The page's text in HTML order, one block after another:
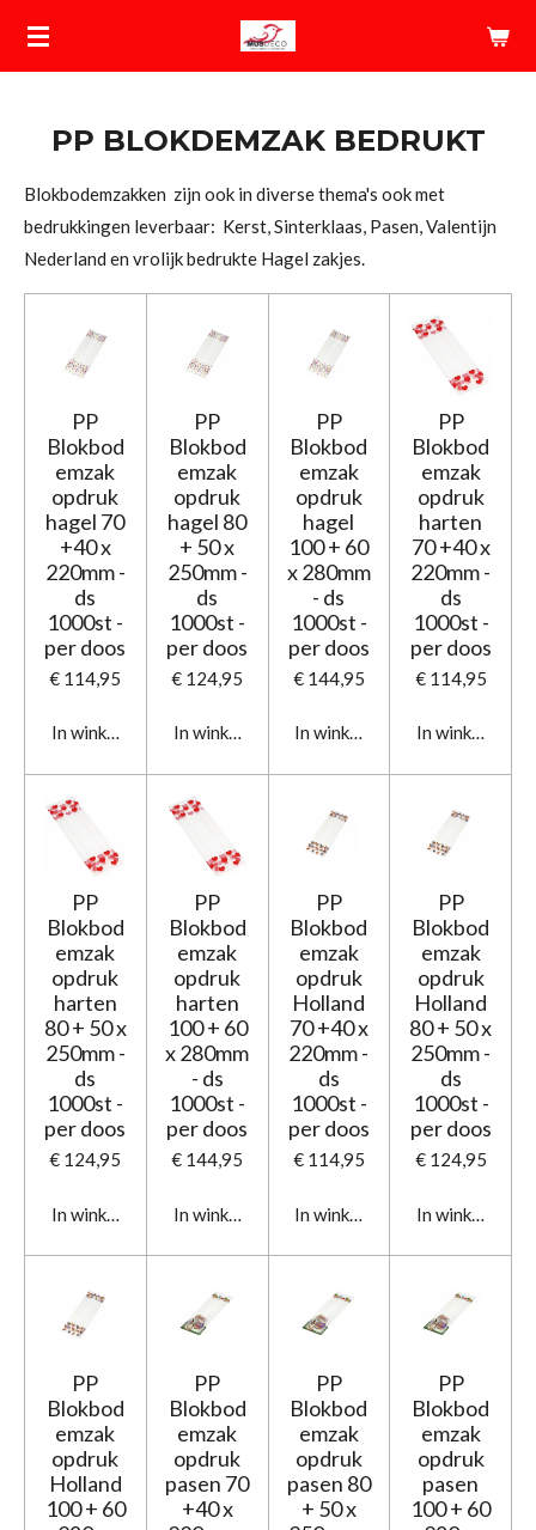
Ga
hoofdinhoud
PP BLOKDEMZAK BEDRUKT
Blokbodemzakken zijn ook in diverse thema's ook met
bedrukkingen leverbaar: Kerst, Sinterklaas, Pasen, Valentijn
Nederland en vrolijk bedrukte Hagel zakjes.
PP
Blokbod
emzak
opdruk
hagel 70
+40 x
220mm -
ds
1000st -
per doos
€ 114,95
In winkelwagen
PP
Blokbod
emzak
opdruk
hagel 80
+ 50 x
250mm -
ds
1000st -
per doos
€ 124,95
In winkelwagen
PP
Blokbod
emzak
opdruk
hagel
100 + 60
x 280mm
- ds
1000st -
per doos
€ 144,95
In winkelwagen
PP
Blokbod
emzak
opdruk
harten
70 +40 x
220mm -
ds
1000st -
per doos
€ 114,95
In
PP
Blokbod
emzak
opdruk
harten
80 + 50 x
250mm -
ds
1000st -
per doos
€ 124,95
In winkelwagen
PP
Blokbod
emzak
opdruk
harten
100 + 60
x 280mm
- ds
1000st -
per doos
€ 144,95
In winkelwagen
PP
Blokbod
emzak
opdruk
Holland
70 +40 x
220mm -
ds
1000st -
per doos
€ 114,95
In winkelwagen
PP
Blokbod
emzak
opdruk
Holland
80 + 50 x
250mm -
ds
1000st -
per doos
€ 124,95
In
PP
Blokbod
emzak
opdruk
Holland
100 + 60
PP
Blokbod
emzak
opdruk
pasen 70
+40 x
PP
Blokbod
emzak
opdruk
pasen 80
+ 50 x
PP
Blokbod
emzak
opdruk
pasen
100 + 60